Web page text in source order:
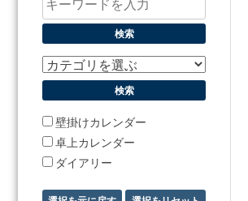
壁掛けカレンダー
卓上カレンダー
ダイアリー